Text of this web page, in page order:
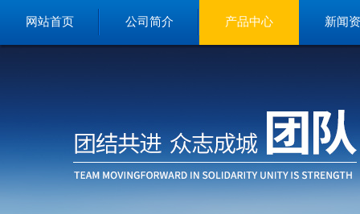
网站首页 公司简介 产品中心 新闻